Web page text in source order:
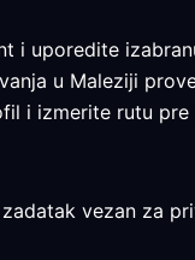
i uporedite
u Maleziji
i izmerite rutu
vezan za